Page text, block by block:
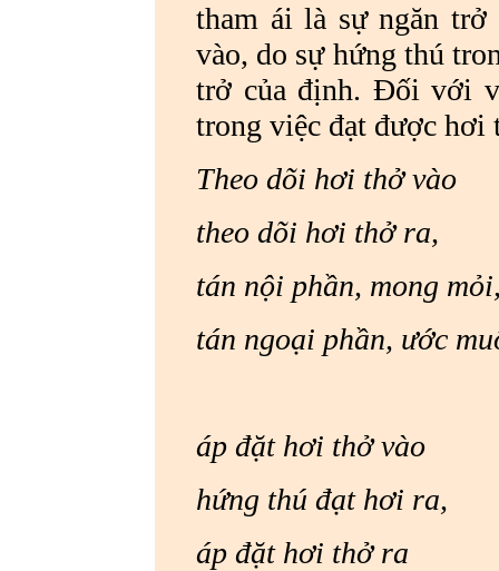
tham ái là sự ngăn
vào, do sự hứng thú
trở của định. Đối với
trong việc đạt được hơi
Theo dõi hơi thở vào
theo dõi hơi thở ra,
tán nội phần, mong
tán ngoại phần, ước
áp đặt hơi thở
hứng thú đạt hơi ra,
áp đặt hơi